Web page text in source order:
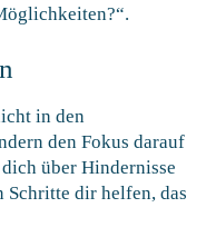
in den
den Fokus darauf
über Hindernisse
Schritte dir helfen, das